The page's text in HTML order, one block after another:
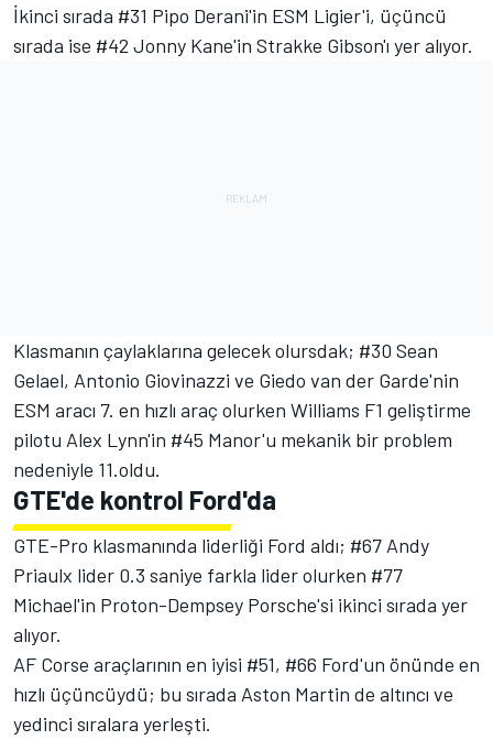
İkinci sırada #31 Pipo Derani'in ESM Ligier'i, üçüncü
sırada ise #42 Jonny Kane'in Strakke Gibson'ı yer alıyor.
Klasmanın çaylaklarına gelecek olursdak; #30 Sean
Gelael, Antonio Giovinazzi ve Giedo van der Garde'nin
ESM aracı 7. en hızlı araç olurken Williams F1 geliştirme
pilotu Alex Lynn'in #45 Manor'u mekanik bir problem
nedeniyle 11.oldu.
GTE'de kontrol Ford'da
GTE-Pro klasmanında liderliği Ford aldı; #67 Andy
Priaulx lider 0.3 saniye farkla lider olurken #77
Michael'in Proton-Dempsey Porsche'si ikinci sırada yer
alıyor.
AF Corse araçlarının en iyisi #51, #66 Ford'un önünde en
hızlı üçüncüydü; bu sırada Aston Martin de altıncı ve
yedinci sıralara yerleşti.